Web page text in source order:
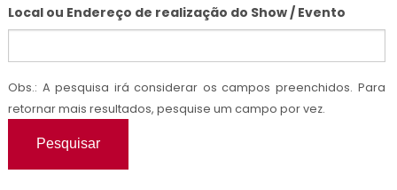
Local ou Endereço de realização do Show / Evento
Obs.: A pesquisa irá considerar os campos preenchidos. Para
retornar mais resultados, pesquise um campo por vez.
Pesquisar